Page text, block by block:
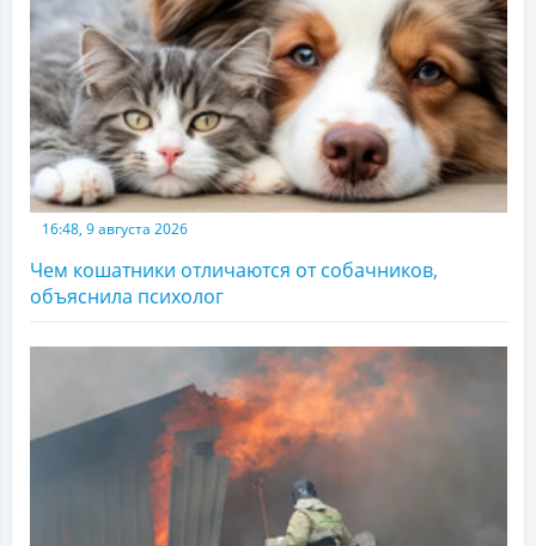
16:48, 9 августа 2026
Чем кошатники отличаются от собачников,
объяснила психолог